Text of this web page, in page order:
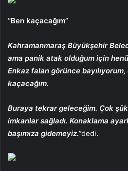
“Ben kaçacağım”
Kahramanmaraş Büyükşehir
ama panik atak olduğum için
Enkaz falan görünce bayılıyorum,
kaçacağım.
Buraya tekrar geleceğim. Çok
imkanlar sağladı. Konaklama
başımıza gidemeyiz.”dedi.